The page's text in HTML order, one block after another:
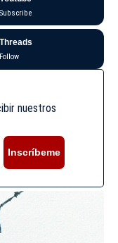
Subscribe
Threads
Follow
nuestros
Inscríbeme